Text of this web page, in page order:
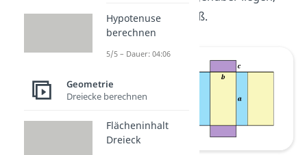
genau gleich groß.
Hypotenuse
berechnen
5/5 – Dauer: 04:06
Geometrie
Dreiecke berechnen
Flächeninhalt
Dreieck